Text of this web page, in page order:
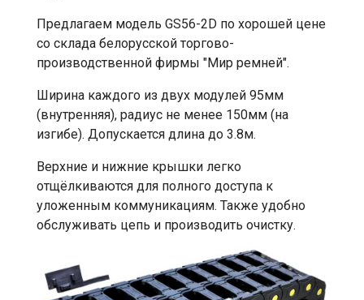
Предлагаем модель GS56-2D по хорошей цене
со склада белорусской торгово-
производственной фирмы "Мир ремней".
Ширина каждого из двух модулей 95мм
(внутренняя), радиус не менее 150мм (на
изгибе). Допускается длина до 3.8м.
Верхние и нижние крышки легко
отщёлкиваются для полного доступа к
уложенным коммуникациям. Также удобно
обслуживать цепь и производить очистку.